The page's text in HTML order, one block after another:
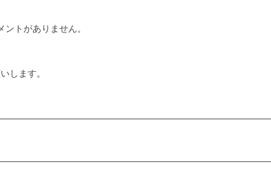
トがありません。
します。